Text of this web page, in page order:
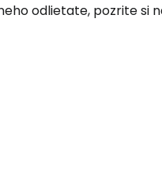
odlietate, pozrite si